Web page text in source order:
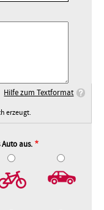
Hilfe zum Textformat
erzeugt.
aus.